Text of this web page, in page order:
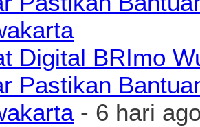
Digital BRImo
Pastikan
- 6 hari